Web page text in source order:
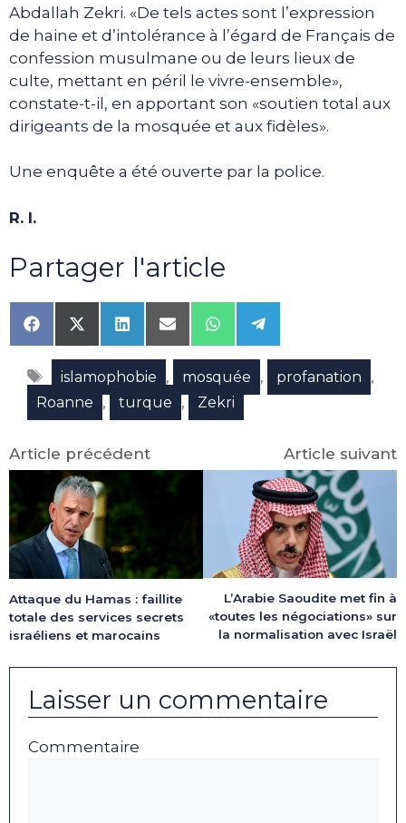
Abdallah Zekri. «De tels actes sont l’expression
de haine et d’intolérance à l’égard de Français de
confession musulmane ou de leurs lieux de
culte, mettant en péril le vivre-ensemble»,
constate-t-il, en apportant son «soutien total aux
dirigeants de la mosquée et aux fidèles».
Une enquête a été ouverte par la police.
R. I.
Partager l'article
Share
on
Facebook
Share
on
X
(Twitter)
Share
on
LinkedIn
Share
on
Email
Share
on
WhatsApp
Share
on
Telegram
Étiquettes
islamophobie , mosquée , profanation ,
Roanne , turque , Zekri
Article précédent
Attaque du Hamas : faillite
totale des services secrets
israéliens et marocains
Article suivant
L’Arabie Saoudite met fin à
«toutes les négociations» sur
la normalisation avec Israël
Laisser un commentaire
Commentaire